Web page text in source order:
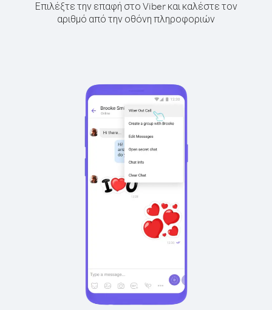
Επιλέξτε την επαφή στο Viber και καλέστε τον
αριθμό από την οθόνη πληροφοριών